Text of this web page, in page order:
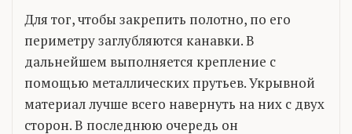
Для тог, чтобы закрепить полотно, по его
периметру заглубляются канавки. В
дальнейшем выполняется крепление с
помощью металлических прутьев. Укрывной
материал лучше всего навернуть на них с двух
сторон. В последнюю очередь он